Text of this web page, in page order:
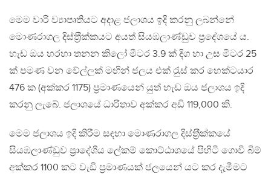
මෙම වාරි ව්‍යාපෘතියට අදාළ ජලාශය ඉදි කරනු ලබන්නේ
මොණරාගල දිස්ත‍්‍රීක්කයට අයත් සියඹලාණ්ඩුව ප‍්‍රදේශයේ ය.
හැඩ ඔය හරහා තනන කිලෝ මීටර 3.9 ක් දිග හා උස මීටර 25
ක් පමණ වන වේල්ලක් මඟින් ජලය එක් රැුස් කර හෙක්ටයාර
476 ක (අක්කර 1175) ප‍්‍රමාණයෙන් යුත් හැඩ ඔය ජලාශය ඉදි
කරනු ලැබේ. ජලාශයේ ධාරිතාව අක්කර අඩි 119,000 කි.
මෙම ජලාශය ඉදි කිරීම සඳහා මොණරාගල දිස්ත‍්‍රීක්කයේ
සියඹලාණ්ඩුව ප‍්‍රාදේශීය ලේකම් කොට්ඨාශයේ පිහිටි ගොවි බිම්
අක්කර 1100 කට වැඩි ප‍්‍රමාණයක් ජලයෙන් යට කර දැමීමට